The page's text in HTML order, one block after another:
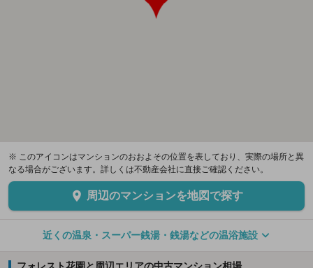
※ このアイコンはマンションのおおよその位置を表しており、実際の場所と異
なる場合がございます。詳しくは不動産会社に直接ご確認ください。
周辺のマンションを地図で探す
近くの温泉・スーパー銭湯・銭湯などの温浴施設